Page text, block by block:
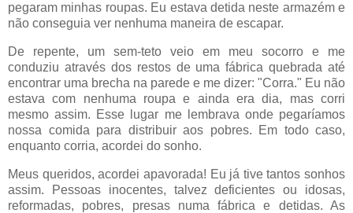
pegaram minhas roupas. Eu estava detida neste armazém e
não conseguia ver nenhuma maneira de escapar.
De repente, um sem-teto veio em meu socorro e me
conduziu através dos restos de uma fábrica quebrada até
encontrar uma brecha na parede e me dizer: "Corra." Eu não
estava com nenhuma roupa e ainda era dia, mas corri
mesmo assim. Esse lugar me lembrava onde pegaríamos
nossa comida para distribuir aos pobres. Em todo caso,
enquanto corria, acordei do sonho.
Meus queridos, acordei apavorada! Eu já tive tantos sonhos
assim. Pessoas inocentes, talvez deficientes ou idosas,
reformadas, pobres, presas numa fábrica e detidas. As